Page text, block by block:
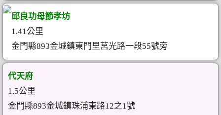
邱良功母節孝坊
1.41公里
金門縣893金城鎮東門里莒光路一段55號旁
代天府
1.5公里
金門縣893金城鎮珠浦東路12之1號